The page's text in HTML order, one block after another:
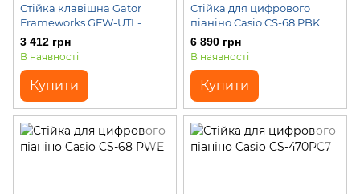
Стійка клавішна Gator
Frameworks GFW-UTL-
XSTDTBLTOP Utility Table
Top for "X" Style Keyboard
3 412 грн
В наявності
Купити
Стійка для цифрового
піаніно Casio CS-68 PBK
6 890 грн
В наявності
Купити